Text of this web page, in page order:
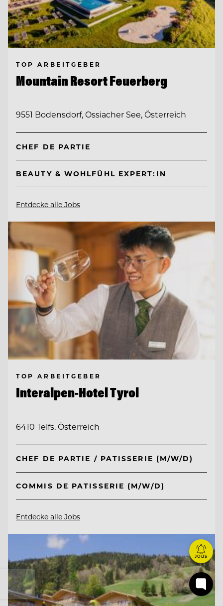
TOP ARBEITGEBER
Mountain Resort Feuerberg
9551 Bodensdorf, Ossiacher See, Österreich
CHEF DE PARTIE
BEAUTY & WOHLFÜHL EXPERT:IN
Entdecke alle Jobs
TOP ARBEITGEBER
Interalpen-Hotel Tyrol
6410 Telfs, Österreich
CHEF DE PARTIE / PATISSERIE (M/W/D)
COMMIS DE PATISSERIE (M/W/D)
Entdecke alle Jobs
JOBS